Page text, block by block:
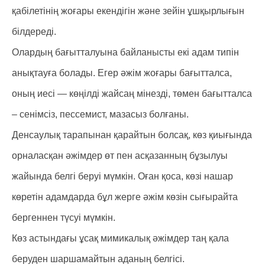
қабілетінің жоғары екендігін және зейін ұшқырлығын
білдереді.
Олардың бағытталуына байланысты екі адам типін
анықтауға болады. Егер әжім жоғары бағытталса,
оның иесі — көңілді жайсаң мінезді, төмен бағытталса
– сенімсіз, пессемист, мазасыз болғаны.
Денсаулық тарапынан қарайтын болсақ, көз қиығында
орналасқан әжімдер өт пен асқазанның бұзылуы
жайында белгі беруі мүмкін. Оған қоса, көзі нашар
көретін адамдарда бұл жерге әжім көзін сығырайта
бергеннен түсуі мүмкін.
Көз астындағы ұсақ мимикалық әжімдер таң қала
беруден шаршамайтын аданың белгісі.